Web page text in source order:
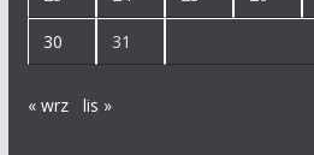
30 31
« wrz lis »